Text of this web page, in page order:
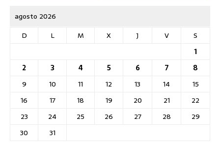
agosto 2026
D
L M X J V
S
1
2
3 4 5 6 7
8
9
10 11 12 13 14
15
16
17 18 19 20 21
22
23
24 25 26 27 28
29
30
31